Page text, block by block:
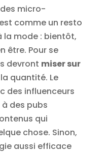
micro-
comme un resto
la mode : bientôt,
être. Pour se
devront miser sur
quantité. Le
des influenceurs
des pubs
qui
chose. Sinon,
aussi efficace